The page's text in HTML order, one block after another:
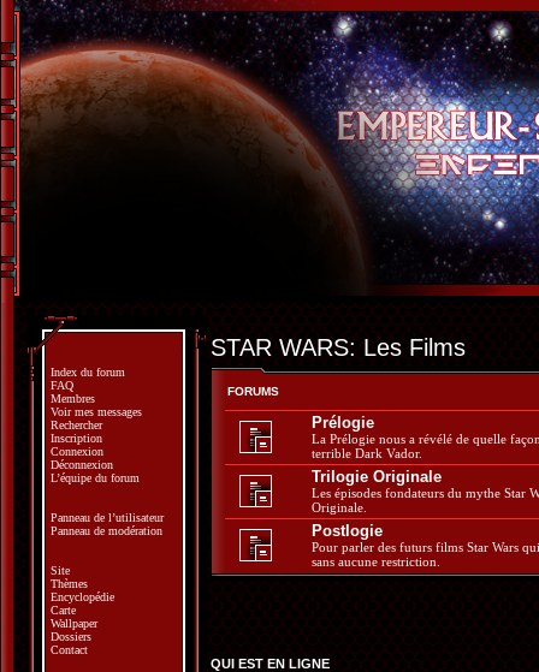
STAR WARS: Les Films
FORUMS
Prélogie
La Prélogie nous a révélé de quelle
terrible Dark Vador.
Trilogie Originale
Les épisodes fondateurs du mythe Star
Originale.
Postlogie
Pour parler des futurs films Star Wars
sans aucune restriction.
QUI EST EN LIGNE
Index du forum
FAQ
Membres
Voir mes messages
Rechercher
Inscription
Connexion
Déconnexion
L’équipe du forum
Panneau de l’utilisateur
Panneau de modération
Site
Thèmes
Encyclopédie
Carte
Wallpaper
Dossiers
Contact